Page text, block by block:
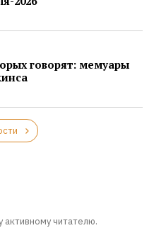
говорят: мемуары
активному читателю.